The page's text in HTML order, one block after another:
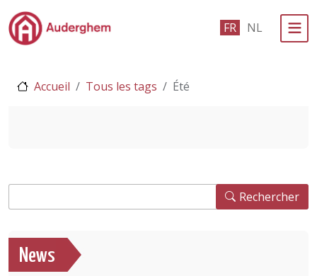
Passer au contenu principal FR NL
Accueil Tous les tags Été
Rechercher
News